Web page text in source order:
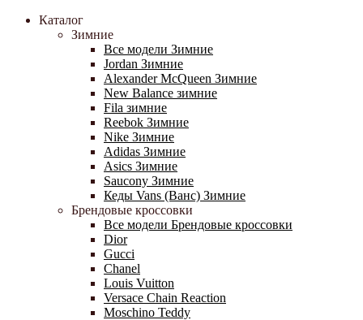
Каталог
Зимние
Все модели Зимние
Jordan Зимние
Alexander McQueen Зимние
New Balance зимние
Fila зимние
Reebok Зимние
Nike Зимние
Adidas Зимние
Asics Зимние
Saucony Зимние
Кеды Vans (Ванс) Зимние
Брендовые кроссовки
Все модели Брендовые кроссовки
Dior
Gucci
Chanel
Louis Vuitton
Versace Chain Reaction
Moschino Teddy